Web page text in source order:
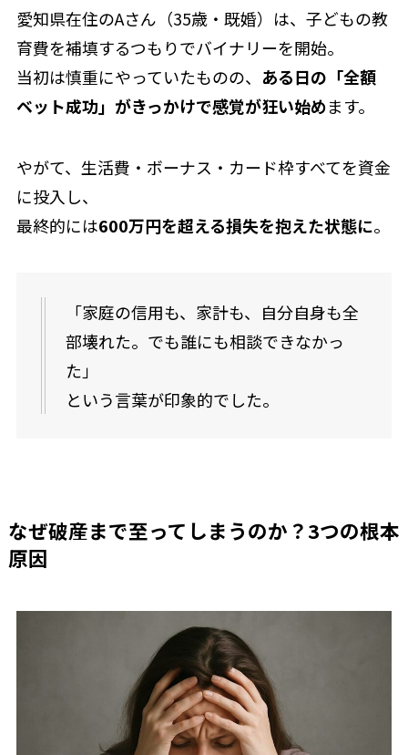
愛知県在住のAさん（35歳・既婚）は、子どもの教
育費を補填するつもりでバイナリーを開始。
当初は慎重にやっていたものの、 ある日の「全額
ベット成功」がきっかけで感覚が狂い始めます。
やがて、生活費・ボーナス・カード枠すべてを資金
に投入し、
最終的には600万円を超える損失を抱えた状態に。
「家庭の信用も、家計も、自分自身も全
部壊れた。でも誰にも相談できなかっ
た」
という言葉が印象的でした。
なぜ破産まで至ってしまうのか？3つの根本
原因